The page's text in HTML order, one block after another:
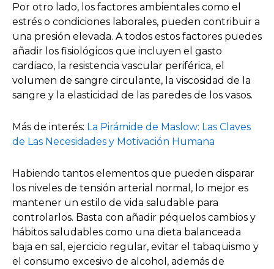
Por otro lado, los factores ambientales como el
estrés o condiciones laborales, pueden contribuir a
una presión elevada. A todos estos factores puedes
añadir los fisiológicos que incluyen el gasto
cardiaco, la resistencia vascular periférica, el
volumen de sangre circulante, la viscosidad de la
sangre y la elasticidad de las paredes de los vasos.
Más de interés: La Pirámide de Maslow: Las Claves
de Las Necesidades y Motivación Humana
Habiendo tantos elementos que pueden disparar
los niveles de tensión arterial normal, lo mejor es
mantener un estilo de vida saludable para
controlarlos. Basta con añadir péquelos cambios y
hábitos saludables como una dieta balanceada
baja en sal, ejercicio regular, evitar el tabaquismo y
el consumo excesivo de alcohol, además de